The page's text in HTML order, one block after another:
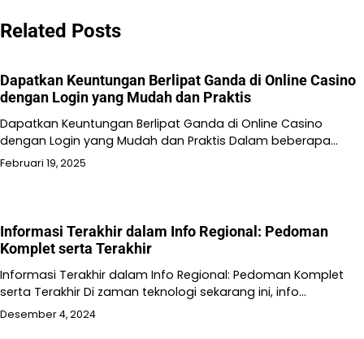
Related Posts
Dapatkan Keuntungan Berlipat Ganda di Online Casino
dengan Login yang Mudah dan Praktis
Dapatkan Keuntungan Berlipat Ganda di Online Casino
dengan Login yang Mudah dan Praktis Dalam beberapa…
Februari 19, 2025
Informasi Terakhir dalam Info Regional: Pedoman
Komplet serta Terakhir
Informasi Terakhir dalam Info Regional: Pedoman Komplet
serta Terakhir Di zaman teknologi sekarang ini, info…
Desember 4, 2024